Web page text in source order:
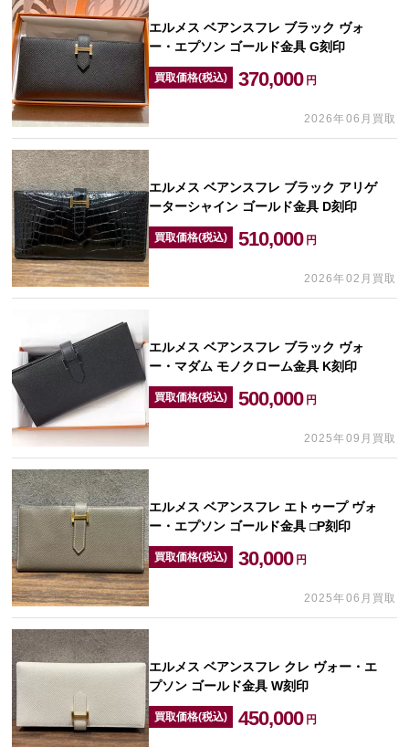
エルメス ベアンスフレ ブラック ヴォ
ー・エプソン ゴールド金具 G刻印
買取価格(税込) 370,000 円
2026年06月買取
エルメス ベアンスフレ ブラック アリゲ
ーターシャイン ゴールド金具 D刻印
買取価格(税込) 510,000 円
2026年02月買取
エルメス ベアンスフレ ブラック ヴォ
ー・マダム モノクローム金具 K刻印
買取価格(税込) 500,000 円
2025年09月買取
エルメス ベアンスフレ エトゥープ ヴォ
ー・エプソン ゴールド金具 □P刻印
買取価格(税込) 30,000 円
2025年06月買取
エルメス ベアンスフレ クレ ヴォー・エ
プソン ゴールド金具 W刻印
買取価格(税込) 450,000 円